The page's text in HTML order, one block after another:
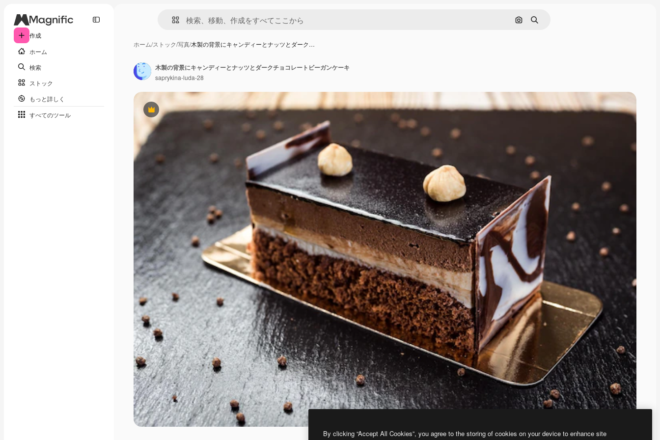
作成
ホーム
検索
ストック
もっと詳しく
すべてのツール
画像で検索
検索
ホーム/ストック/写真/木製の背景にキャンディーとナッツとダーク…
Premium
木製の背景にキャンディーとナッツとダークチョコレートビーガンケーキ
saprykina-luda-28
By clicking “Accept All Cookies”, you agree to the storing of cookies on your device to enhance site